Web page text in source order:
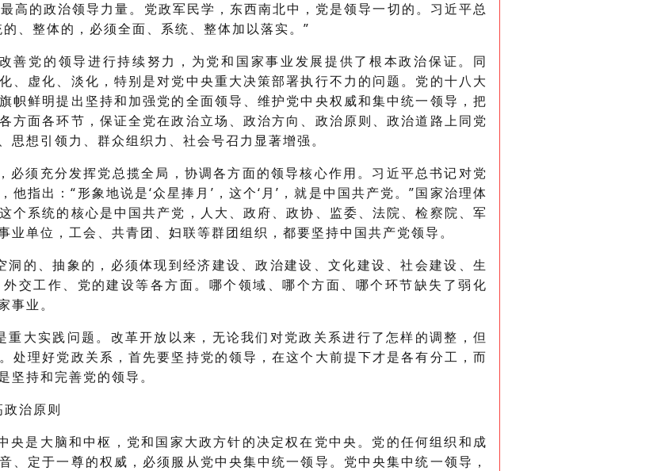
高的政治领导力量。党政军民学，东西南北中，党是领导一切的。习近平总
、整体的，必须全面、系统、整体加以落实。”
善党的领导进行持续努力，为党和国家事业发展提供了根本政治保证。同
、虚化、淡化，特别是对党中央重大决策部署执行不力的问题。党的十八大
帜鲜明提出坚持和加强党的全面领导、维护党中央权威和集中统一领导，把
方面各环节，保证全党在政治立场、政治方向、政治原则、政治道路上同党
想引领力、群众组织力、社会号召力显著增强。
必须充分发挥党总揽全局，协调各方面的领导核心作用。习近平总书记对党
指出：“形象地说是‘众星捧月’，这个‘月’，就是中国共产党。”国家治理体
个系统的核心是中国共产党，人大、政府、政协、监委、法院、检察院、军
业单位，工会、共青团、妇联等群团组织，都要坚持中国共产党领导。
洞的、抽象的，必须体现到经济建设、政治建设、文化建设、社会建设、生
交工作、党的建设等各方面。哪个领域、哪个方面、哪个环节缺失了弱化
事业。
重大实践问题。改革开放以来，无论我们对党政关系进行了怎样的调整，但
处理好党政关系，首先要坚持党的领导，在这个大前提下才是各有分工，而
坚持和完善党的领导。
治原则
央是大脑和中枢，党和国家大政方针的决定权在党中央。党的任何组织和成
、定于一尊的权威，必须服从党中央集中统一领导。党中央集中统一领导，